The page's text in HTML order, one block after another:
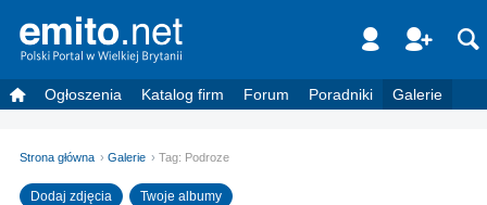
Ogłoszenia Katalog firm Forum Poradniki Galerie
Strona główna Galerie Tag: Podroze
Dodaj zdjęcia Twoje albumy